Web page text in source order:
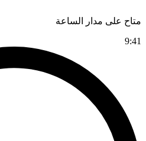
متاح على مدار الساعة
9:41